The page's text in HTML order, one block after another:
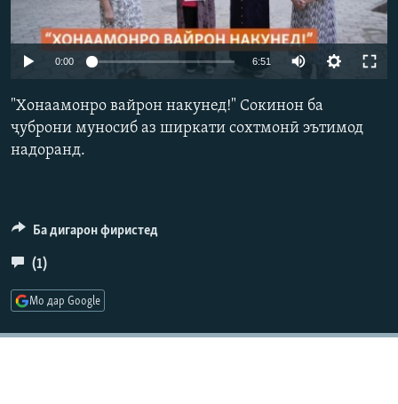
ГУЗОРИШҲОИ РАДИОӢ
Русский
ПАЙГИРӢ КУНЕД
Auto
0:00 6:51
"Хонаамонро вайрон накунед!" Сокинон ба
ҷуброни муносиб аз ширкати сохтмонӣ эътимод
надоранд.
Ба дигарон фиристед
(1)
Мо дар Google